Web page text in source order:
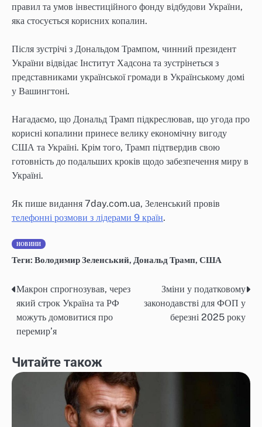
правил та умов інвестиційного фонду відбудови України,
яка стосується корисних копалин.
Після зустрічі з Дональдом Трампом, чинний президент
України відвідає Інститут Хадсона та зустрінеться з
представниками української громади в Українському домі
у Вашингтоні.
Нагадаємо, що Дональд Трамп підкреслював, що угода про
корисні копалини принесе велику економічну вигоду
США та Україні. Крім того, Трамп підтвердив свою
готовність до подальших кроків щодо забезпечення миру в
Україні.
Як пише видання 7day.com.ua, Зеленський провів
телефонні розмови з лідерами 9 країн.
НОВИНИ
Теги: Володимир Зеленський, Дональд Трамп, США
Навігація
записів
Макрон спрогнозував, через
який строк Україна та РФ
можуть домовитися про
перемир’я
Зміни у податковому
законодавстві для ФОП у
березні 2025 року
Читайте також